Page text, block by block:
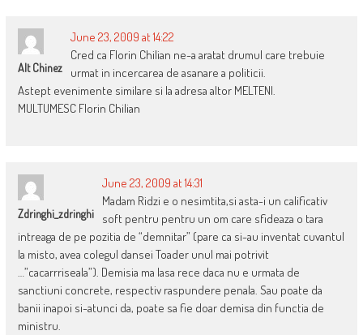
Alt Chinez
June 23, 2009 at 14:22
Cred ca Florin Chilian ne-a aratat drumul care trebuie
urmat in incercarea de asanare a politicii.
Astept evenimente similare si la adresa altor MELTENI.
MULTUMESC Florin Chilian
Zdringhi_zdringhi
June 23, 2009 at 14:31
Madam Ridzi e o nesimtita,si asta-i un calificativ
soft pentru pentru un om care sfideaza o tara
intreaga de pe pozitia de “demnitar” (pare ca si-au inventat cuvantul
la misto, avea colegul dansei Toader unul mai potrivit
…”cacarrriseala”). Demisia ma lasa rece daca nu e urmata de
sanctiuni concrete, respectiv raspundere penala. Sau poate da
banii inapoi si-atunci da, poate sa fie doar demisa din functia de
ministru.